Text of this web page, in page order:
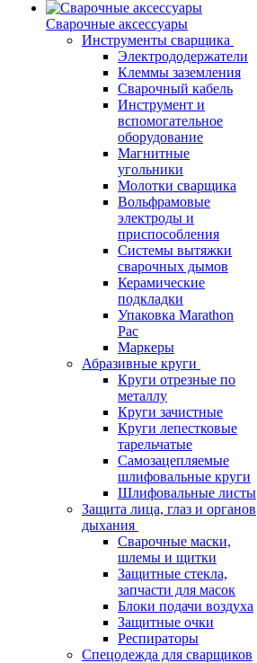
Сварочные аксессуары
Инструменты сварщика
Электрододержатели
Клеммы заземления
Сварочный кабель
Инструмент и
вспомогательное
оборудование
Магнитные
угольники
Молотки сварщика
Вольфрамовые
электроды и
приспособления
Системы вытяжки
сварочных дымов
Керамические
подкладки
Упаковка Marathon
Pac
Маркеры
Абразивные круги
Круги отрезные по
металлу
Круги зачистные
Круги лепестковые
тарельчатые
Самозацепляемые
шлифовальные круги
Шлифовальные листы
Защита лица, глаз и органов
дыхания
Сварочные маски,
шлемы и щитки
Защитные стекла,
запчасти для масок
Блоки подачи воздуха
Защитные очки
Респираторы
Спецодежда для сварщиков